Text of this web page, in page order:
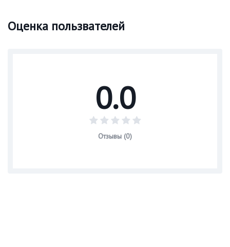
Оценка пользвателей
0.0
Отзывы (0)